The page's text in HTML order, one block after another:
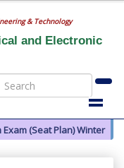
& Technology
and Electronic
(Seat Plan) Winter 2026